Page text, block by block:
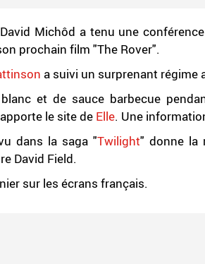
Michôd a tenu une
prochain film "The Rover".
a suivi un surprenant régime
et de sauce barbecue
le site de Elle. Une
dans la saga "Twilight" donne la
David Field.
sur les écrans français.